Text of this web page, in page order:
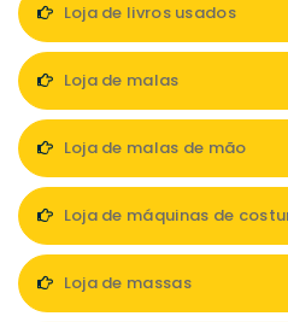
Loja de livros usados
Loja de malas
Loja de malas de mão
Loja de máquinas de
Loja de massas